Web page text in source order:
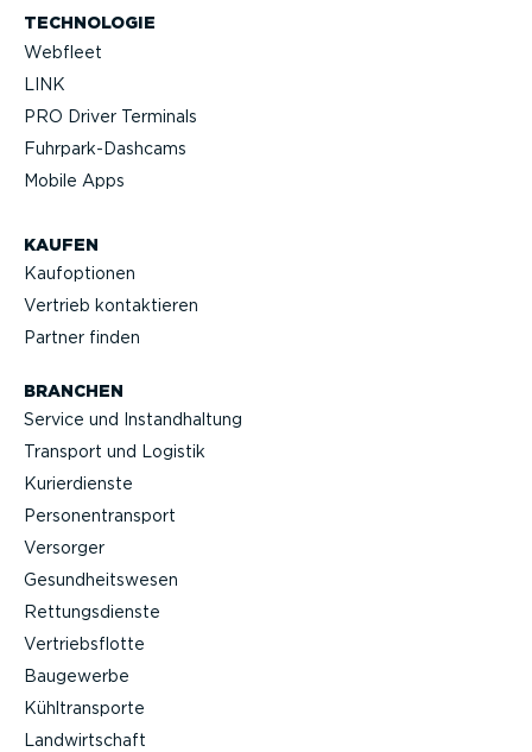
TECHNOLOGIE
Webfleet
LINK
PRO Driver Terminals
Fuhrpar­k-Da­shcams
Mobile Apps
KAUFEN
Kaufop­tionen
Vertrieb kontak­tieren
Partner finden
BRANCHEN
Service und Instand­haltung
Transport und Logistik
Kurier­dienste
Perso­nen­transport
Versorger
Gesund­heits­wesen
Rettungs­dienste
Vertriebs­flotte
Baugewerbe
Kühltrans­porte
Landwirt­schaft